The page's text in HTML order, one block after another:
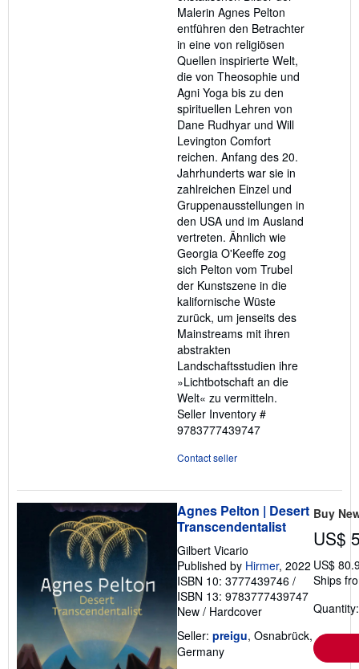
Malerin Agnes Pelton
entführen den Betrachter
in eine von religiösen
Quellen inspirierte Welt,
die von Theosophie und
Agni Yoga bis zu den
spirituellen Lehren von
Dane Rudhyar und Will
Levington Comfort
reichen. Anfang des 20.
Jahrhunderts war sie in
zahlreichen Einzel und
Gruppenausstellungen in
den USA und im Ausland
vertreten. Ähnlich wie
Georgia O'Keeffe zog
sich Pelton vom Trubel
der Kunstszene in die
kalifornische Wüste
zurück, um jenseits des
Mainstreams mit ihren
abstrakten
Landschaftsstudien ihre
»Lichtbotschaft an die
Welt« zu vermitteln.
Seller Inventory #
9783777439747
Contact seller
Agnes Pelton | Desert
Transcendentalist
Gilbert Vicario
Published by Hirmer, 2022
ISBN 10: 3777439746 /
ISBN 13: 9783777439747
New / Hardcover
Seller: preigu, Osnabrück,
Germany
Buy
US$
US$
Ships